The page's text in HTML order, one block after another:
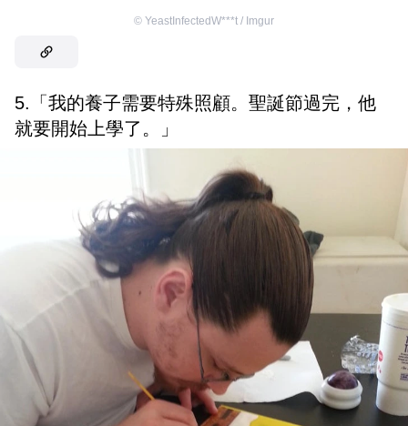
© YeastInfectedW***t / Imgur
5.「我的養子需要特殊照顧。聖誕節過完，他
就要開始上學了。」